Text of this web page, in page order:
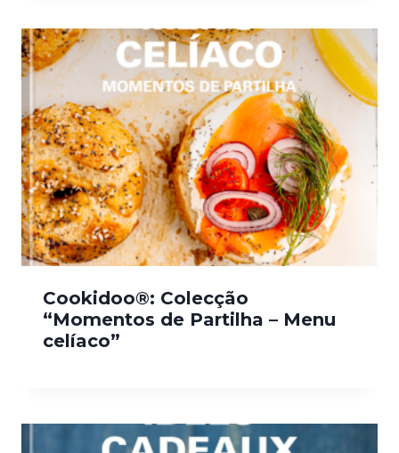
Cookidoo®: Colecção
“Momentos de Partilha – Menu
celíaco”